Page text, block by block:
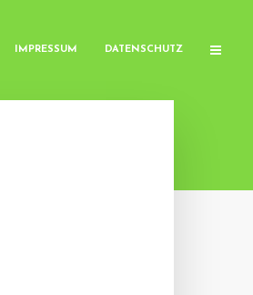
IMPRESSUM DATENSCHUTZ